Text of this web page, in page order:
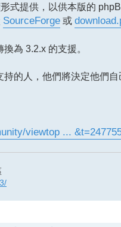
式提供，以供本版的
SourceForge 或
為 3.2.x 的支援。
持的人，他們將決定他們
viewtop ...